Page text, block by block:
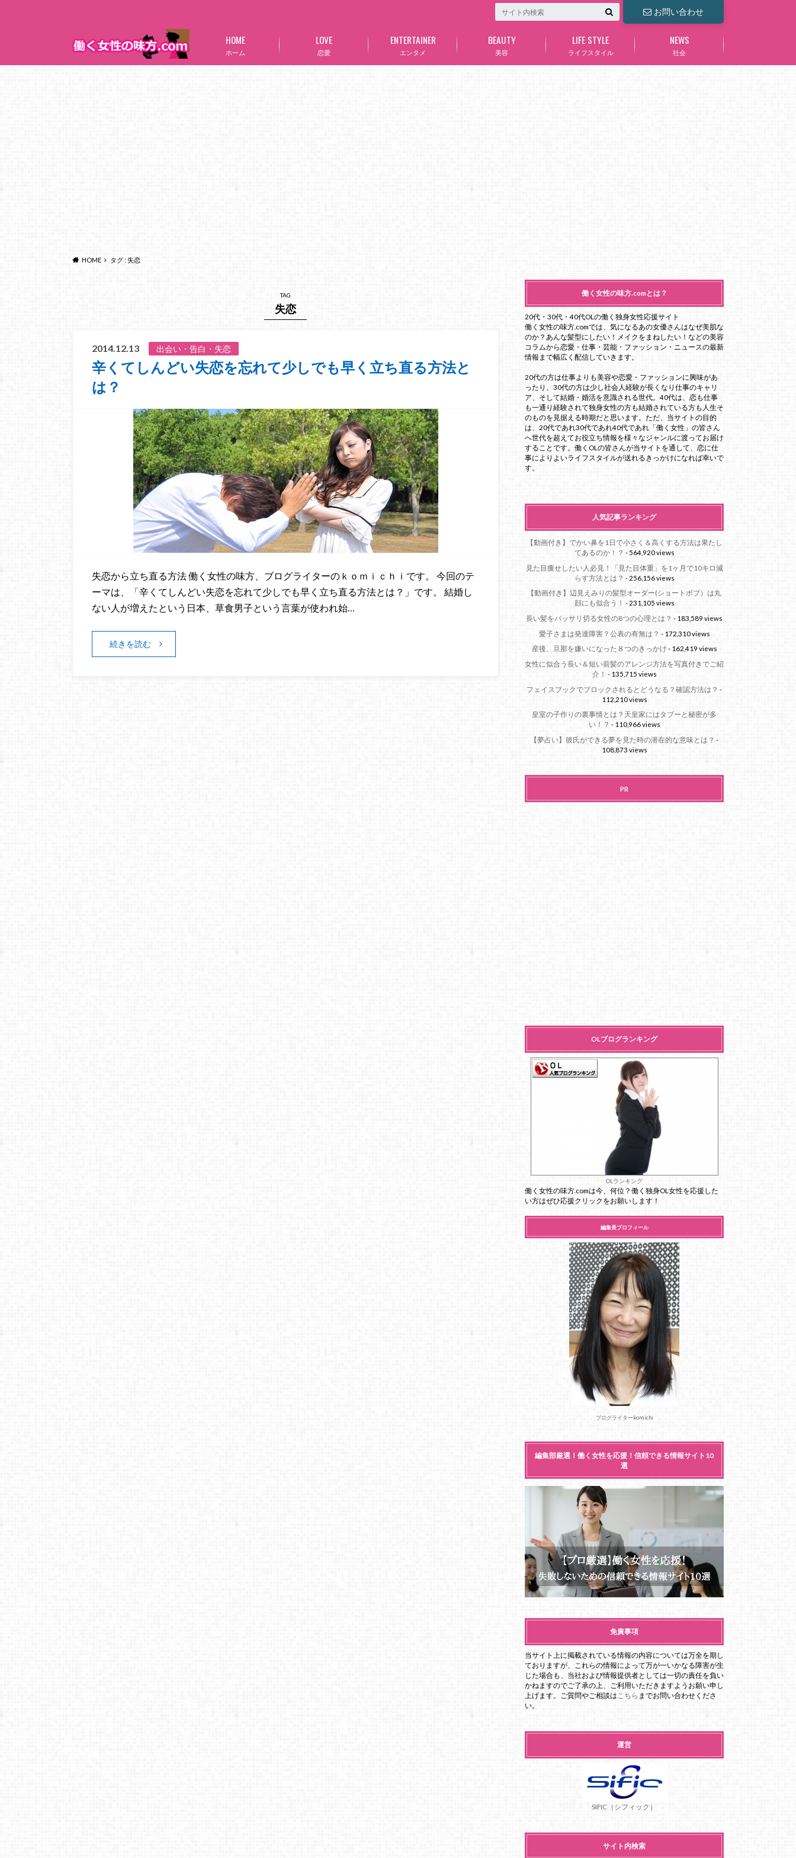
お問い合わせ
ホーム
HOME
恋愛
LOVE
エンタメ
ENTERTAINER
美容
BEAUTY
ライフスタイル
LIFE STYLE
社会
NEWS
HOME タグ : 失恋
TAG
失恋
2014.12.13 出会い・告白・失恋
辛くてしんどい失恋を忘れて少しでも早く立ち直る方法と
は？
失恋から立ち直る方法 働く女性の味方、ブログライターのｋｏｍｉｃｈｉです。 今回のテ
ーマは、「辛くてしんどい失恋を忘れて少しでも早く立ち直る方法とは？」です。 結婚し
ない人が増えたという日本、草食男子という言葉が使われ始…
続きを読む
働く女性の味方.comとは？
20代・30代・40代OLの働く独身女性応援サイト
働く女性の味方.comでは、気になるあの女優さんはなぜ美肌な
のか？あんな髪型にしたい！メイクをまねしたい！などの美容
コラムから恋愛・仕事・芸能・ファッション・ニュースの最新
情報まで幅広く配信していきます。
20代の方は仕事よりも美容や恋愛・ファッションに興味があ
ったり、30代の方は少し社会人経験が長くなり仕事のキャリ
ア、そして結婚・婚活を意識される世代。40代は、恋も仕事
も一通り経験されて独身女性の方も結婚されている方も人生そ
のものを見据える時期だと思います。ただ、当サイトの目的
は、20代であれ30代であれ40代であれ「働く女性」の皆さん
へ世代を超えてお役立ち情報を様々なジャンルに渡ってお届け
することです。働くOLの皆さんが当サイトを通して、恋に仕
事によりよいライフスタイルが送れるきっかけになれば幸いで
す。
人気記事ランキング
【動画付き】でかい鼻を1日で小さく＆高くする方法は果たし
てあるのか！？ - 564,920 views
見た目痩せしたい人必見！「見た目体重」を1ヶ月で10キロ減
らす方法とは？ - 256,156 views
【動画付き】辺見えみりの髪型オーダー(ショートボブ）は丸
顔にも似合う！ - 231,105 views
長い髪をバッサリ切る女性の8つの心理とは？ - 183,589 views
愛子さまは発達障害？公表の有無は？ - 172,310 views
産後、旦那を嫌いになった８つのきっかけ - 162,419 views
女性に似合う長い＆短い前髪のアレンジ方法を写真付きでご紹
介！ - 135,715 views
フェイスブックでブロックされるとどうなる？確認方法は？ -
112,210 views
皇室の子作りの裏事情とは？天皇家にはタブーと秘密が多
い！？ - 110,966 views
【夢占い】彼氏ができる夢を見た時の潜在的な意味とは？ -
108,873 views
PR
OLブログランキング
OLランキング
働く女性の味方.comは今、何位？働く独身OL女性を応援した
い方はぜひ応援クリックをお願いします！
編集長プロフィール
ブログライターkomichi
編集部厳選！働く女性を応援！信頼できる情報サイト10
選
免責事項
当サイト上に掲載されている情報の内容については万全を期し
ておりますが、これらの情報によって万が一いかなる障害が生
じた場合も、当社および情報提供者としては一切の責任を負い
かねますのでご了承の上、ご利用いただきますようお願い申し
上げます。ご質問やご相談は こちら までお問い合わせくださ
い。
運営
SIFIC（シフィック）
サイト内検索